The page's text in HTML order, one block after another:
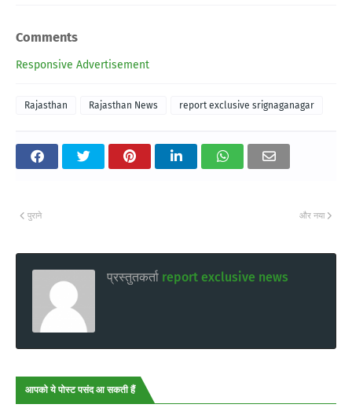
Comments
Responsive Advertisement
Rajasthan Rajasthan News report exclusive srignaganagar
और नया
पुराने
प्रस्तुतकर्ता report exclusive news
आपको ये पोस्ट पसंद आ सकती हैं